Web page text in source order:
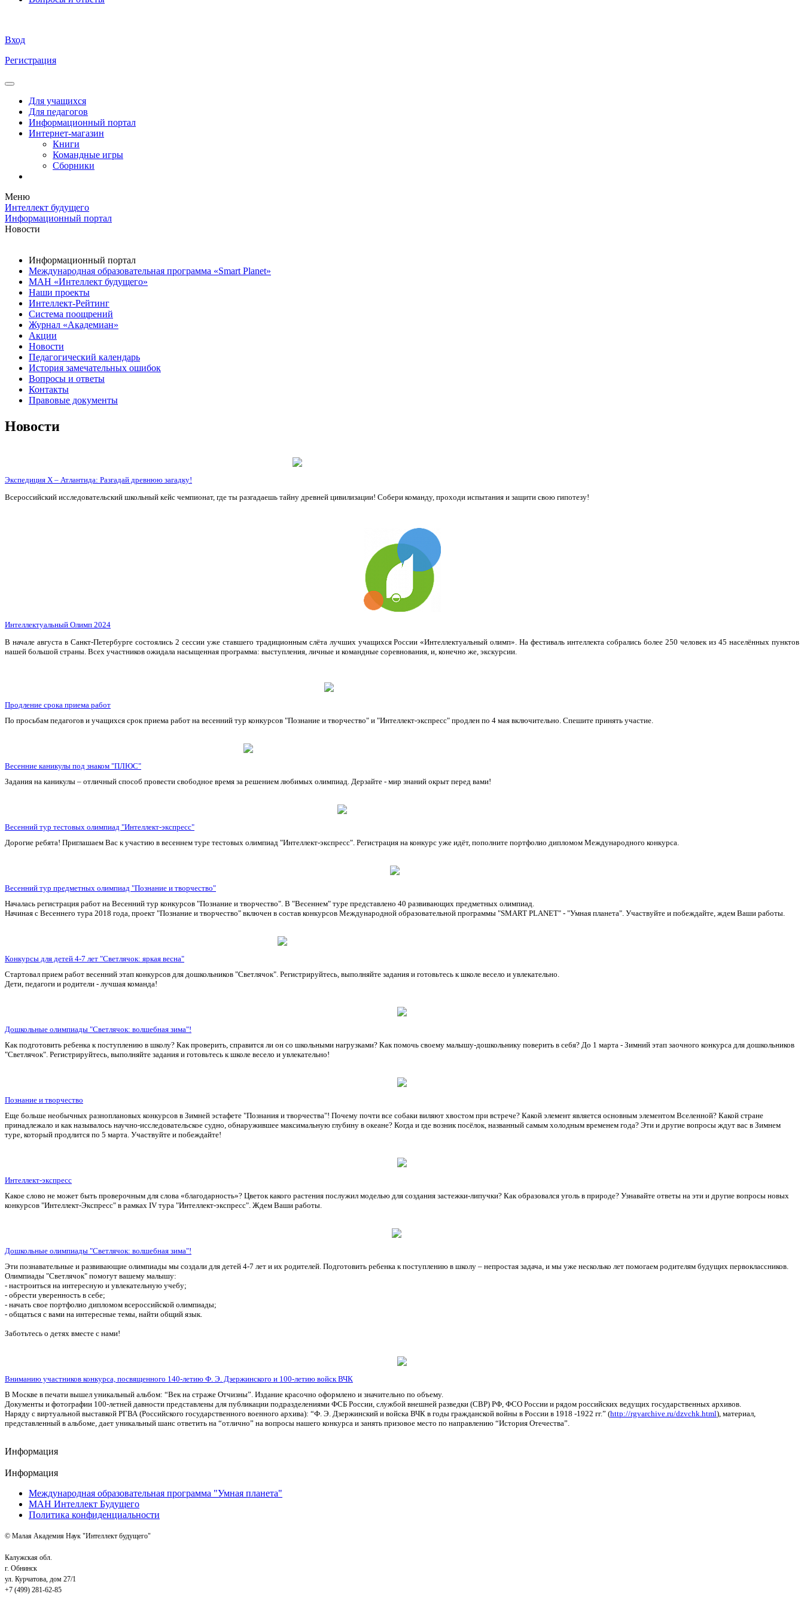
Вход
Регистрация
Для учащихся
Для педагогов
Информационный портал
Интернет-магазин
Книги
Командные игры
Сборники
Меню
Интеллект будущего
Информационный портал
Новости
Информационный портал
Международная образовательная программа «Smart Planet»
МАН «Интеллект будущего»
Наши проекты
Интеллект-Рейтинг
Система поощрений
Журнал «Академиан»
Акции
Новости
Педагогический календарь
История замечательных ошибок
Вопросы и ответы
Контакты
Правовые документы
Новости
Экспедиция X – Атлантида: Разгадай древнюю загадку!
Всероссийский исследовательский школьный кейс чемпионат, где ты разгадаешь тайну древней цивилизации! Собери команду, проходи испытания и защити свою гипотезу!
Интеллектуальный Олимп 2024
В начале августа в Санкт-Петербурге состоялись 2 сессии уже ставшего традиционным слёта лучших учащихся России «Интеллектуальный олимп». На фестиваль интеллекта собрались более 250 человек из 45 населённых пунктов
нашей большой страны. Всех участников ожидала насыщенная программа: выступления, личные и командные соревнования, и, конечно же, экскурсии.
Продление срока приема работ
По просьбам педагогов и учащихся срок приема работ на весенний тур конкурсов "Познание и творчество" и "Интеллект-экспресс" продлен по 4 мая включительно. Спешите принять участие.
Весенние каникулы под знаком "ПЛЮС"
Задания на каникулы – отличный способ провести свободное время за решением любимых олимпиад. Дерзайте - мир знаний окрыт перед вами!
Весенний тур тестовых олимпиад "Интеллект-экспресс"
Дорогие ребята! Приглашаем Вас к участию в весеннем туре тестовых олимпиад "Интеллект-экспресс". Регистрация на конкурс уже идёт, пополните портфолио дипломом Международного конкурса.
Весенний тур предметных олимпиад "Познание и творчество"
Началась регистрация работ на Весенний тур конкурсов "Познание и творчество". В "Весеннем" туре представлено 40 развивающих предметных олимпиад.
Начиная с Весеннего тура 2018 года, проект "Познание и творчество" включен в состав конкурсов Международной образовательной программы "SMART PLANET" - "Умная планета". Участвуйте и побеждайте, ждем Ваши работы.
Конкурсы для детей 4-7 лет "Светлячок: яркая весна"
Стартовал прием работ весенний этап конкурсов для дошкольников "Светлячок". Регистрируйтесь, выполняйте задания и готовьтесь к школе весело и увлекательно.
Дети, педагоги и родители - лучшая команда!
Дошкольные олимпиады "Светлячок: волшебная зима"!
Как подготовить ребенка к поступлению в школу? Как проверить, справится ли он со школьными нагрузками? Как помочь своему малышу-дошкольнику поверить в себя? До 1 марта - Зимний этап заочного конкурса для дошкольников
"Светлячок". Регистрируйтесь, выполняйте задания и готовьтесь к школе весело и увлекательно!
Познание и творчество
Еще больше необычных разноплановых конкурсов в Зимней эстафете "Познания и творчества"! Почему почти все собаки виляют хвостом при встрече? Какой элемент является основным элементом Вселенной? Какой стране
принадлежало и как называлось научно-исследовательское судно, обнаружившее максимальную глубину в океане? Когда и где возник посёлок, названный самым холодным временем года? Эти и другие вопросы ждут вас в Зимнем
туре, который продлится по 5 марта. Участвуйте и побеждайте!
Интеллект-экспресс
Какое слово не может быть проверочным для слова «благодарность»? Цветок какого растения послужил моделью для создания застежки-липучки? Как образовался уголь в природе? Узнавайте ответы на эти и другие вопросы новых
конкурсов "Интеллект-Экспресс" в рамках IV тура "Интеллект-экспресс". Ждем Ваши работы.
Дошкольные олимпиады "Светлячок: волшебная зима"!
Эти познавательные и развивающие олимпиады мы создали для детей 4-7 лет и их родителей. Подготовить ребенка к поступлению в школу – непростая задача, и мы уже несколько лет помогаем родителям будущих первоклассников.
Олимпиады "Светлячок" помогут вашему малышу:
- настроиться на интересную и увлекательную учебу;
- обрести уверенность в себе;
- начать свое портфолио дипломом всероссийской олимпиады;
- общаться с вами на интересные темы, найти общий язык.
Заботьтесь о детях вместе с нами!
Вниманию участников конкурса, посвященного 140-летию Ф. Э. Дзержинского и 100-летию войск ВЧК
В Москве в печати вышел уникальный альбом: “Век на страже Отчизны”. Издание красочно оформлено и значительно по объему.
Документы и фотографии 100-летней давности представлены для публикации подразделениями ФСБ России, службой внешней разведки (СВР) РФ, ФСО России и рядом российских ведущих государственных архивов.
Наряду с виртуальной выставкой РГВА (Российского государственного военного архива): “Ф. Э. Дзержинский и войска ВЧК в годы гражданской войны в России в 1918 -1922 гг.” (http://rgvarchive.ru/dzvchk.html), материал,
представленный в альбоме, дает уникальный шанс ответить на “отлично” на вопросы нашего конкурса и занять призовое место по направлению “История Отечества”.
Информация
Информация
Международная образовательная программа "Умная планета"
МАН Интеллект Будущего
Политика конфиденциальности
© Малая Академия Наук "Интеллект будущего"
Калужская обл.
г. Обнинск
ул. Курчатова, дом 27/1
+7 (499) 281-62-85